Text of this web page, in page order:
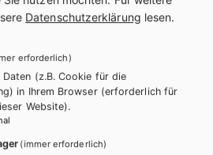
5.6: Ein Märchen aus Kroatien:
die Frau
Datenschutzerklärung lesen.
erforderlich)
Daten (z.B. Cookie für die
in Ihrem Browser (erforderlich für
Website).
(immer erforderlich)